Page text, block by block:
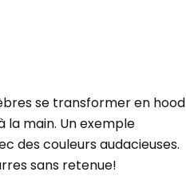
se transformer en hood
main. Un exemple
des couleurs audacieuses.
sans retenue!